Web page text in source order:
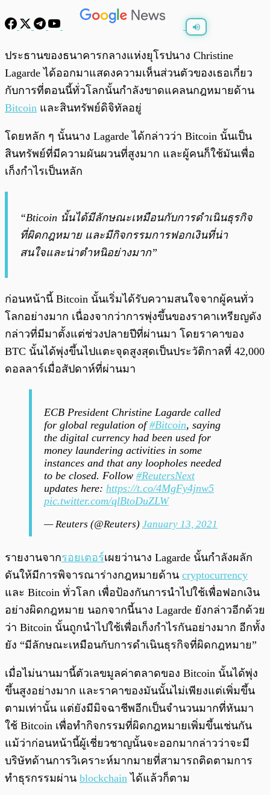
ประธานของธนาคารกลางแห่งยุโรปนาง Christine
Lagarde ได้ออกมาแสดงความเห็นส่วนตัวของเธอเกี่ยว
กับการที่ตอนนี้ทั่วโลกนั้นกำลังขาดแคลนกฎหมายด้าน
Bitcoin และสินทรัพย์ดิจิทัลอยู่
โดยหลัก ๆ นั้นนาง Lagarde ได้กล่าวว่า Bitcoin นั้นเป็น
สินทรัพย์ที่มีความผันผวนที่สูงมาก และผู้คนก็ใช้มันเพื่อ
เก็งกำไรเป็นหลัก
“Bticoin นั้นได้มีลักษณะเหมือนกับการดำเนินธุรกิจ
ที่ผิดกฎหมาย และมีกิจกรรมการฟอกเงินที่น่า
สนใจและน่าตำหนิอย่างมาก”
ก่อนหน้านี้ Bitcoin นั้นเริ่มได้รับความสนใจจากผู้คนทั่ว
โลกอย่างมาก เนื่องจากว่าการพุ่งขึ้นของราคาเหรียญดัง
กล่าวที่มีมาตั้งแต่ช่วงปลายปีที่ผ่านมา โดยราคาของ
BTC นั้นได้พุ่งขึ้นไปแตะจุดสูงสุดเป็นประวัติกาลที่ 42,000
ดอลลาร์เมื่อสัปดาห์ที่ผ่านมา
ECB President Christine Lagarde called
for global regulation of#Bitcoin, saying
the digital currency had been used for
money laundering activities in some
instances and that any loopholes needed
to be closed. Follow #ReutersNext
updates here: https://t.co/4MgFy4jnw5
pic.twitter.com/qlBtoDuZLW
— Reuters (@Reuters) January 13, 2021
รายงานจากรอยเตอร์เผยว่านาง Lagarde นั้นกำลังผลัก
ดันให้มีการพิจารณาร่างกฎหมายด้าน cryptocurrency
และ Bitcoin ทั่วโลก เพื่อป้องกันการนำไปใช้เพื่อฟอกเงิน
อย่างผิดกฎหมาย นอกจากนี้นาง Lagarde ยังกล่าวอีกด้วย
ว่า Bitcoin นั้นถูกนำไปใช้เพื่อเก็งกำไรกันอย่างมาก อีกทั้ง
ยัง “มีลักษณะเหมือนกับการดำเนินธุรกิจที่ผิดกฎหมาย”
เมื่อไม่นานมานี้ตัวเลขมูลค่าตลาดของ Bitcoin นั้นได้พุ่ง
ขึ้นสูงอย่างมาก และราคาของมันนั้นไม่เพียงแต่เพิ่มขึ้น
ตามเท่านั้น แต่ยังมีมิจฉาชีพอีกเป็นจำนวนมากที่หันมา
ใช้ Bitcoin เพื่อทำกิจกรรมที่ผิดกฎหมายเพิ่มขึ้นเช่นกัน
แม้ว่าก่อนหน้านี้ผู้เชี่ยวชาญนั้นจะออกมากล่าวว่าจะมี
บริษัทด้านการวิเคราะห์มากมายที่สามารถติดตามการ
ทำธุรกรรมผ่าน blockchain ได้แล้วก็ตาม